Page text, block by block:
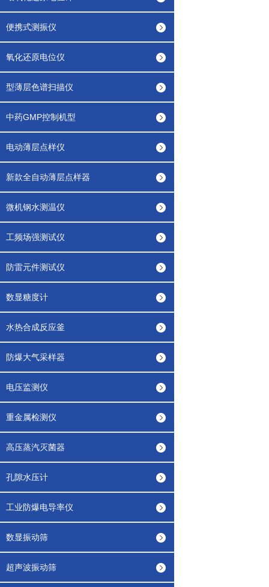
便携式测振仪
氧化还原电位仪
型薄层色谱扫描仪
中药GMP控制机型
电动薄层点样仪
新款全自动薄层点样器
微机钢水测温仪
工频场强测试仪
防雷元件测试仪
数显糖度计
水热合成反应釜
防爆大气采样器
电压监测仪
重金属检测仪
高压蒸汽灭菌器
孔隙水压计
工业防爆电导率仪
数显振动筛
超声波振动筛